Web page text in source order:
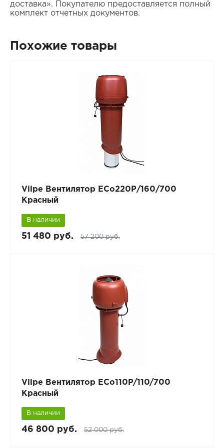
доставка». Покупателю предоставляется полный
комплект отчетных документов.
Похожие товары
Vilpe Вентилятор ECo220Р/160/700
Красный
В наличии
51 480 руб. 57 200 руб.
Vilpe Вентилятор ECo110P/110/700
Красный
В наличии
46 800 руб. 52 000 руб.